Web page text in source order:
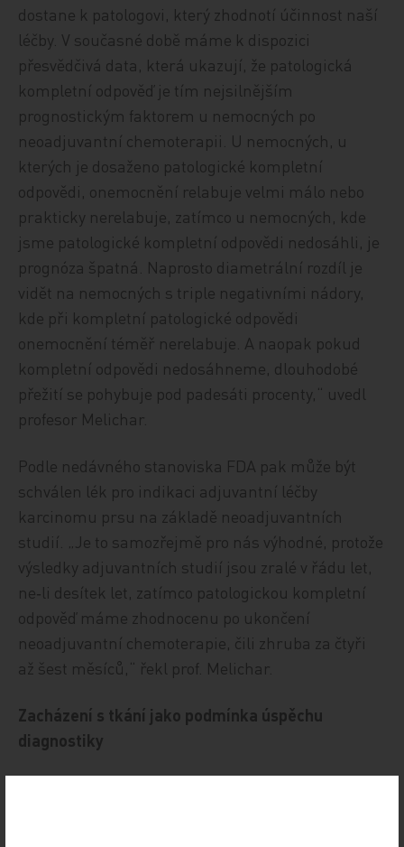
dostane k patologovi, který zhodnotí účinnost naší
léčby. V současné době máme k dispozici
přesvědčivá data, která ukazují, že patologická
kompletní odpověď je tím nejsilnějším
prognostickým faktorem u nemocných po
neoadjuvantní chemoterapii. U nemocných, u
kterých je dosaženo patologické kompletní
odpovědi, onemocnění relabuje velmi málo nebo
prakticky nerelabuje, zatímco u nemocných, kde
jsme patologické kompletní odpovědi nedosáhli, je
prognóza špatná. Naprosto diametrální rozdíl je
vidět na nemocných s triple negativními nádory,
kde při kompletní patologické odpovědi
onemocnění téměř nerelabuje. A naopak pokud
kompletní odpovědi nedosáhneme, dlouhodobé
přežití se pohybuje pod padesáti procenty,“ uvedl
profesor Melichar.
Podle nedávného stanoviska FDA pak může být
schválen lék pro indikaci adjuvantní léčby
karcinomu prsu na základě neoadjuvantních
studií. „Je to samozřejmě pro nás výhodné, protože
výsledky adjuvantních studií jsou zralé v řádu let,
ne‑li desítek let, zatímco patologickou kompletní
odpověď máme zhodnocenu po ukončení
neoadjuvantní chemoterapie, čili zhruba za čtyři
až šest měsíců,“ řekl prof. Melichar.
Zacházení s tkání jako podmínka úspěchu
diagnostiky